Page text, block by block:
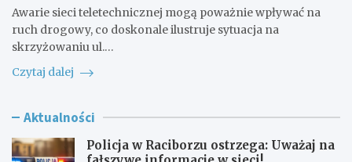
Awarie sieci teletechnicznej mogą poważnie wpływać na
ruch drogowy, co doskonale ilustruje sytuacja na
skrzyżowaniu ul.…
Czytaj dalej
Aktualności
Policja w Raciborzu ostrzega: Uważaj na